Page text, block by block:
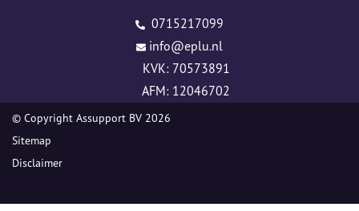
0715217099
info@eplu.nl
KVK: 70573891
AFM: 12046702
© Copyright Assupport BV 2026
Sitemap
Disclaimer